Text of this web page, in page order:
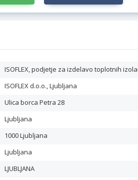
ISOFLEX, podjetje za izdelavo toplotnih
ISOFLEX d.o.o., Ljubljana
Ulica borca Petra 28
Ljubljana
1000 Ljubljana
Ljubljana
LJUBLJANA